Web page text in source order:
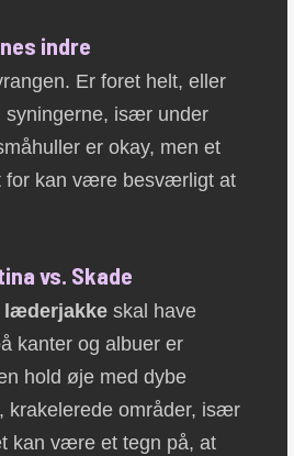
indre
Er foret helt, eller
syningerne, især under
er okay, men et
for kan være besværligt at
vs. Skade
læderjakke skal have
kanter og albuer er
hold øje med dybe
krakelerede områder, især
kan være et tegn på, at